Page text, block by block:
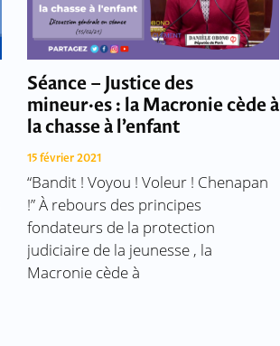
Séance – Justice des
mineur·es : la Macronie cède à
la chasse à l’enfant
15 février 2021
“Bandit ! Voyou ! Voleur ! Chenapan
!” À rebours des principes
fondateurs de la protection
judiciaire de la jeunesse , la
Macronie cède à